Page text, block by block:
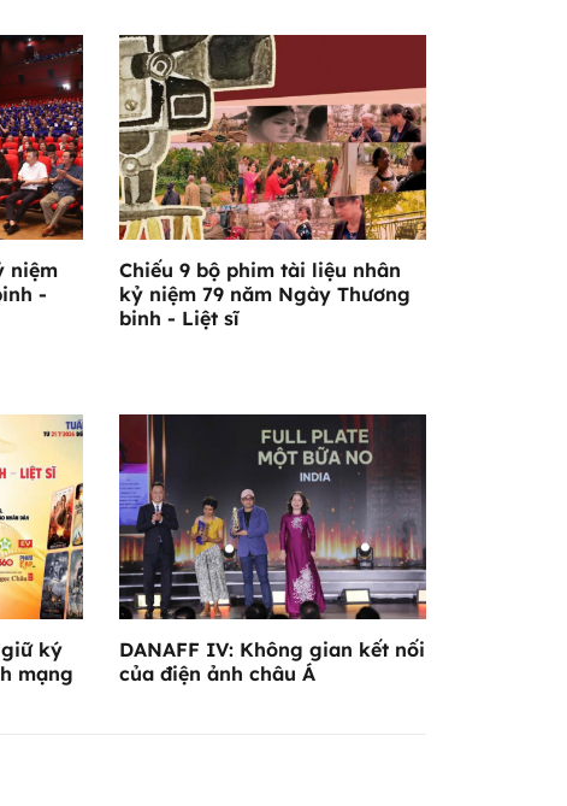
niệm
-
Chiếu 9 bộ phim tài liệu nhân
kỷ niệm 79 năm Ngày Thương
binh - Liệt sĩ
ký
mạng
DANAFF IV: Không gian kết nối
của điện ảnh châu Á